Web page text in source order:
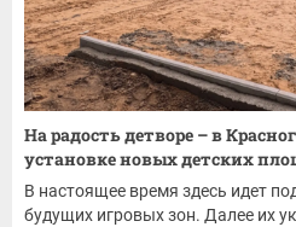
На радость детворе – в
установке новых детских
В настоящее время здесь идет
будущих игровых зон. Далее их